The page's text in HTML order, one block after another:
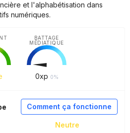
et l'alphabétisation dans
numériques.
0xp 0%
BATTAGE
MÉDIATIQUE
Comment ça fonctionne
Neutre